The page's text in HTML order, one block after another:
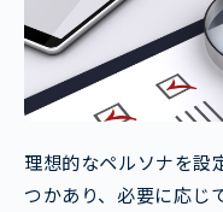
理想的なペルソナを設
つかあり、必要に応じ